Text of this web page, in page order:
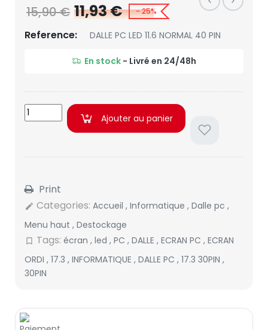
15,90 € 11,93 € - 25%
Reference: DALLE PC LED 11.6 NORMAL 40 PIN
En stock - Livré en 24/48h
Ajouter au panier
Print
edit Categories: Accueil , Informatique , Dalle pc ,
Menu haut , Destockage
bookmark_border Tags: écran , led , PC , DALLE , ECRAN PC , ECRAN
ORDI , 17.3 , INFORMATIQUE , DALLE PC , 17.3 30PIN ,
30PIN